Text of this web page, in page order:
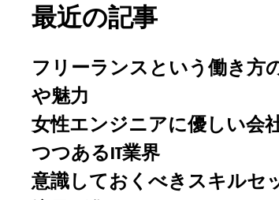
最近の記事
フリーランスという働き方
や魅力
女性エンジニアに優しい会
つつあるIT業界
意識しておくべきスキルセ